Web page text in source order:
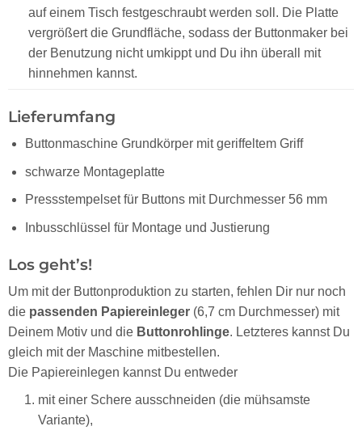
auf einem Tisch festgeschraubt werden soll. Die Platte
vergrößert die Grundfläche, sodass der Buttonmaker bei
der Benutzung nicht umkippt und Du ihn überall mit
hinnehmen kannst.
Lieferumfang
Buttonmaschine Grundkörper mit geriffeltem Griff
schwarze Montageplatte
Pressstempelset für Buttons mit Durchmesser 56 mm
Inbusschlüssel für Montage und Justierung
Los geht’s!
Um mit der Buttonproduktion zu starten, fehlen Dir nur noch
die passenden Papiereinleger(6,7 cm Durchmesser) mit
Deinem Motiv und die Buttonrohlinge. Letzteres kannst Du
gleich mit der Maschine mitbestellen.
Die Papiereinlegen kannst Du entweder
mit einer Schere ausschneiden (die mühsamste
Variante),